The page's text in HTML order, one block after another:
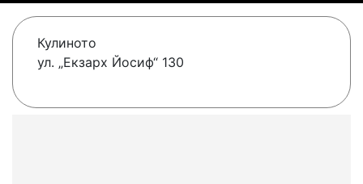
Кулиното
ул. „Екзарх Йосиф“ 130